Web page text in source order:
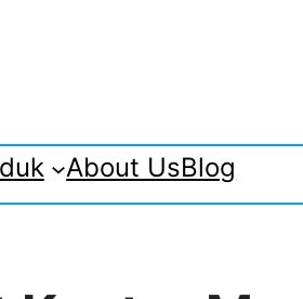
About UsBlog